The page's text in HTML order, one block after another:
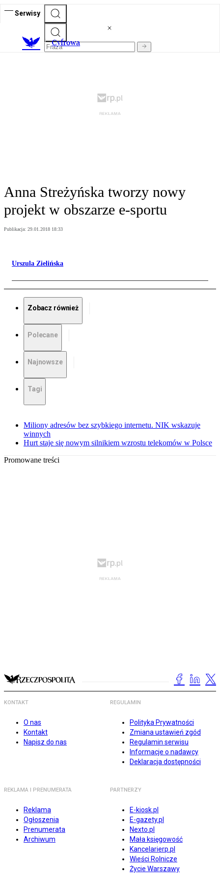
Serwisy
Cyfrowa
Anna Streżyńska tworzy nowy
projekt w obszarze e-sportu
Publikacja: 29.01.2018 18:33
Urszula Zielińska
Zobacz również
Polecane
Najnowsze
Tagi
Miliony adresów bez szybkiego internetu. NIK wskazuje
winnych
Hurt staje się nowym silnikiem wzrostu telekomów w Polsce
Promowane treści
KONTAKT
O nas
Kontakt
Napisz do nas
REGULAMIN
Polityka Prywatności
Zmiana ustawień zgód
Regulamin serwisu
Informacje o nadawcy
Deklaracja dostępności
REKLAMA I PRENUMERATA
Reklama
Ogłoszenia
Prenumerata
Archiwum
PARTNERZY
E-kiosk.pl
E-gazety.pl
Nexto.pl
Mała księgowość
Kancelarierp.pl
Wieści Rolnicze
Życie Warszawy